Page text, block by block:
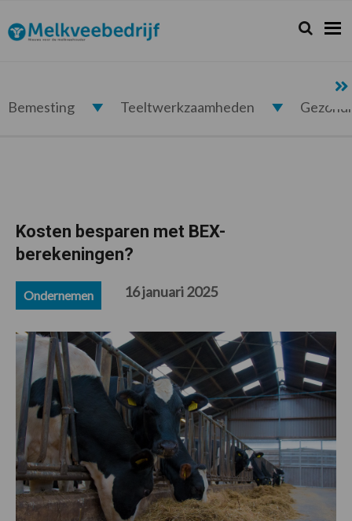
de
hoofdnavigatie
de
hoofd
de
eerste
de
voettekst
Melkveebedrijf.nl Zoeken...
Zoek
Bemesting Teeltwerkzaamheden
Kosten besparen met BEX-
berekeningen?
Ondernemen 16 januari 2025